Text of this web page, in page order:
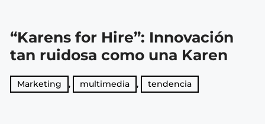
“Karens for Hire”: Innovación
tan ruidosa como una Karen
Marketing , multimedia , tendencia